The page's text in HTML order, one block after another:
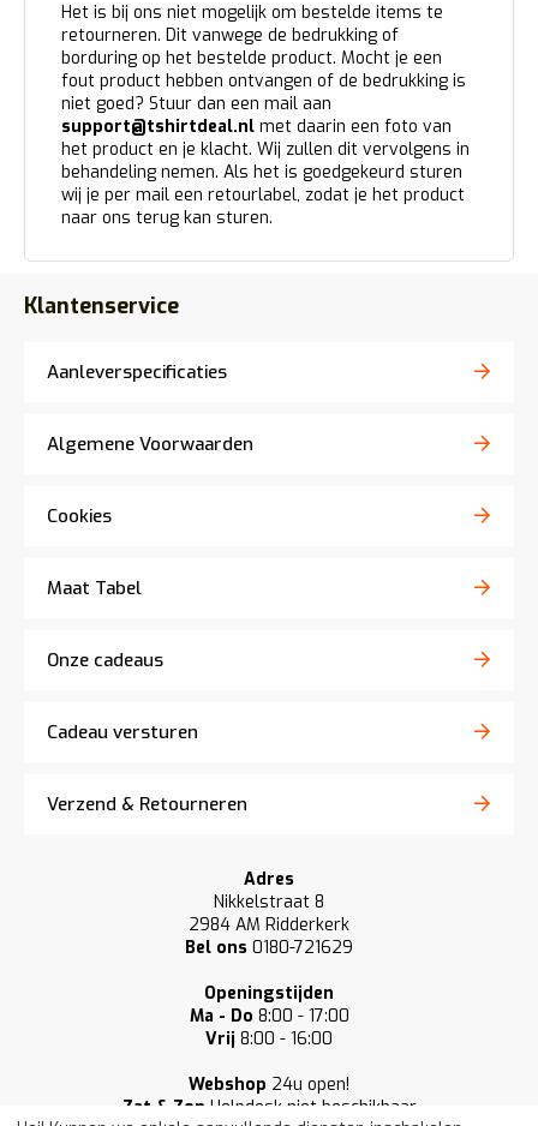
Het is bij ons niet mogelijk om bestelde items te
retourneren. Dit vanwege de bedrukking of
borduring op het bestelde product. Mocht je een
fout product hebben ontvangen of de bedrukking is
niet goed? Stuur dan een mail aan
support@tshirtdeal.nl met daarin een foto van
het product en je klacht. Wij zullen dit vervolgens in
behandeling nemen. Als het is goedgekeurd sturen
wij je per mail een retourlabel, zodat je het product
naar ons terug kan sturen.
Klantenservice
Aanleverspecificaties
Algemene Voorwaarden
Cookies
Maat Tabel
Onze cadeaus
Cadeau versturen
Verzend & Retourneren
Adres
Nikkelstraat 8
2984 AM Ridderkerk
Bel ons 0180-721629
Openingstijden
Ma - Do 8:00 - 17:00
Vrij 8:00 - 16:00
Webshop 24u open!
Zat & Zon Helpdesk niet beschikbaar